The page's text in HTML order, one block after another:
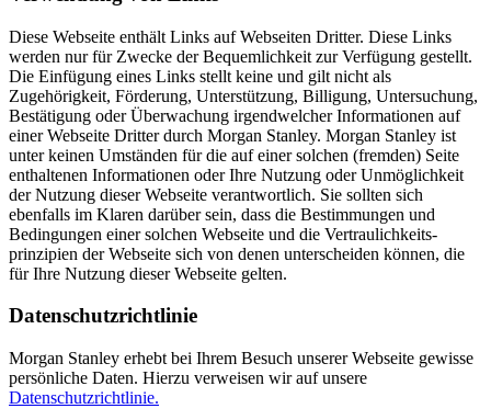
Diese Webseite enthält Links auf Webseiten Dritter. Diese Links
werden nur für Zwecke der Bequemlichkeit zur Verfügung gestellt.
Die Einfügung eines Links stellt keine und gilt nicht als
Zugehörigkeit, Förderung, Unterstützung, Billigung, Untersuchung,
Bestätigung oder Überwachung irgendwelcher Informationen auf
einer Webseite Dritter durch Morgan Stanley. Morgan Stanley ist
unter keinen Umständen für die auf einer solchen (fremden) Seite
enthaltenen Informationen oder Ihre Nutzung oder Unmöglichkeit
der Nutzung dieser Webseite verantwortlich. Sie sollten sich
ebenfalls im Klaren darüber sein, dass die Bestimmungen und
Bedingungen einer solchen Webseite und die Vertraulichkeits­
prinzipien der Webseite sich von denen unterscheiden können, die
für Ihre Nutzung dieser Webseite gelten.
Datenschutzrichtlinie
Morgan Stanley erhebt bei Ihrem Besuch unserer Webseite gewisse
persönliche Daten. Hierzu verweisen wir auf unsere
Datenschutzrichtlinie.